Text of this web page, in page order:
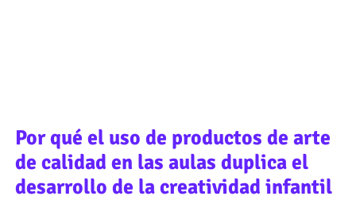
Por qué el uso de productos de arte
de calidad en las aulas duplica el
desarrollo de la creatividad infantil